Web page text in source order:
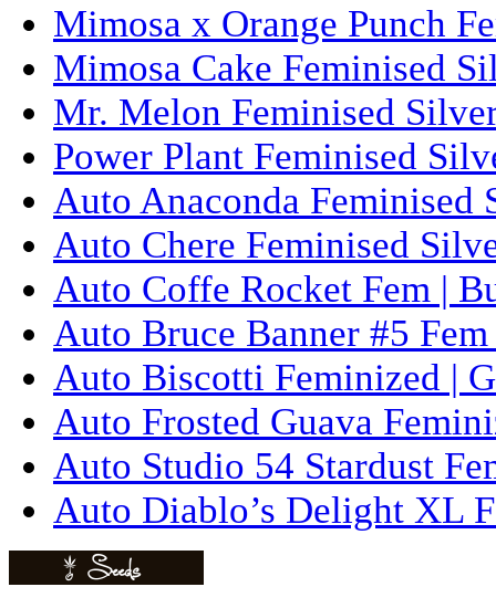
Mimosa x Orange Punch
Mimosa Cake Feminised
Mr. Melon Feminised
Power Plant Feminised
Auto Anaconda Feminised
Auto Chere Feminised
Auto Coffe Rocket Fem |
Auto Bruce Banner #5
Auto Biscotti Feminized |
Auto Frosted Guava
Auto Studio 54 Stardust
Auto Diablo’s Delight XL